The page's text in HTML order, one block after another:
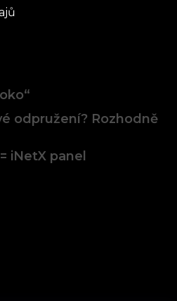
odpružení? Rozhodně
iNetX panel